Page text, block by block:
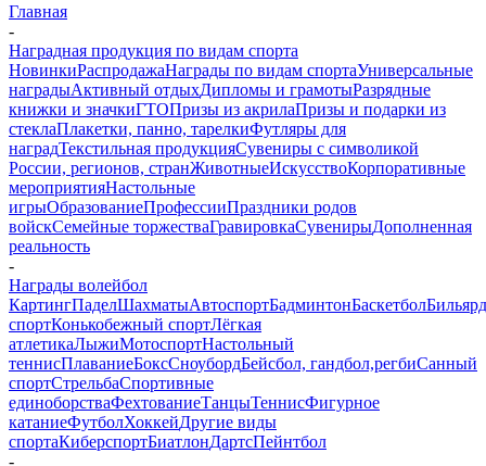
Главная
-
Наградная продукция по видам спорта
НовинкиРаспродажаНаграды по видам спортаУниверсальные
наградыАктивный отдыхДипломы и грамотыРазрядные
книжки и значкиГТОПризы из акрилаПризы и подарки из
стеклаПлакетки, панно, тарелкиФутляры для
наградТекстильная продукцияСувениры с символикой
России, регионов, странЖивотныеИскусствоКорпоративные
мероприятияНастольные
игрыОбразованиеПрофессииПраздники родов
войскСемейные торжестваГравировкаСувенирыДополненная
реальность
-
Награды волейбол
КартингПаделШахматыАвтоспортБадминтонБаскетболБильярд
спортКонькобежный спортЛёгкая
атлетикаЛыжиМотоспортНастольный
теннисПлаваниеБоксСноубордБейсбол, гандбол,регбиСанный
спортСтрельбаСпортивные
единоборстваФехтованиеТанцыТеннисФигурное
катаниеФутболХоккейДругие виды
спортаКиберспортБиатлонДартсПейнтбол
-